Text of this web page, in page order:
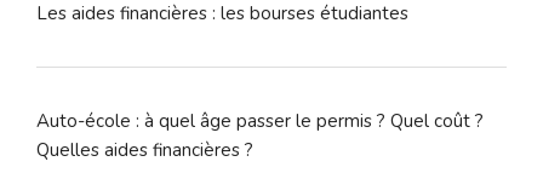
Les aides financières : les bourses étudiantes
Auto-école : à quel âge passer le permis ? Quel coût ?
Quelles aides financières ?